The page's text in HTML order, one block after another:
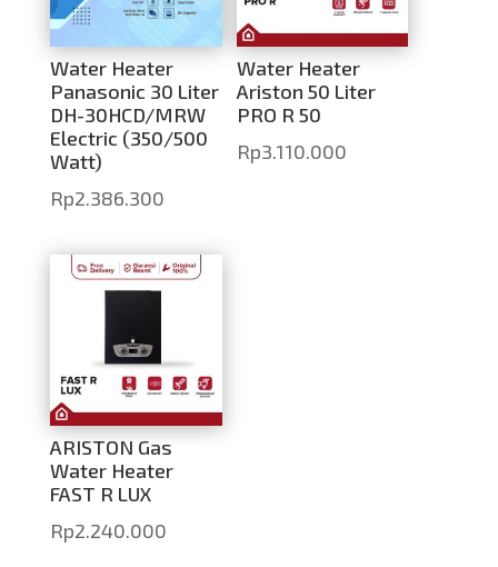
Water Heater
Panasonic 30 Liter
DH-30HCD/MRW
Electric (350/500
Watt)
Rp2.386.300
Water Heater
Ariston 50 Liter
PRO R 50
Rp3.110.000
ARISTON Gas
Water Heater
FAST R LUX
Rp2.240.000